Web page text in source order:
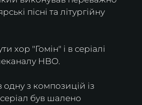
пісні та літургійну
хор "Гомін" і в серіалі
HBO.
з композицій із
був шалено